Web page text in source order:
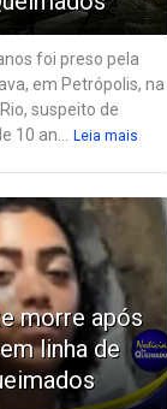
foi preso pela
em Petrópolis, na
suspeito de
10 an...
Leia mais
morre após
linha de